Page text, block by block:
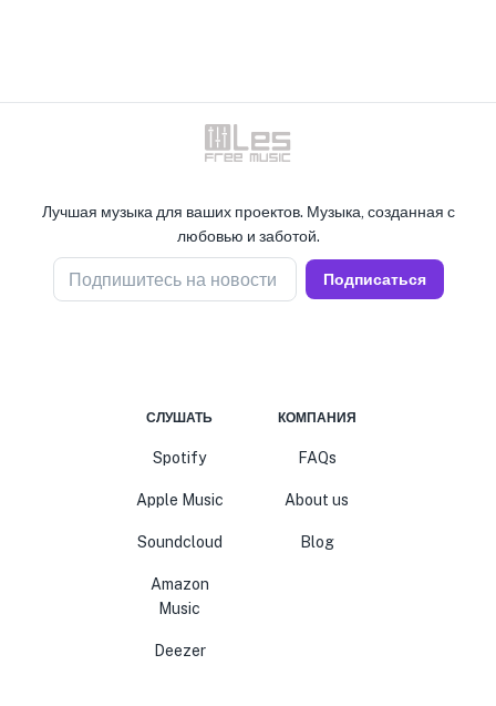
Лучшая музыка для ваших проектов. Музыка, созданная с
любовью и заботой.
Подпишитесь на новости Подписаться
СЛУШАТЬ
Spotify
Apple Music
Soundcloud
Amazon
Music
Deezer
КОМПАНИЯ
FAQs
About us
Blog